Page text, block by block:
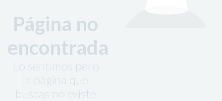
Página no
encontrada
Lo sentimos pero
la página que
buscas no existe